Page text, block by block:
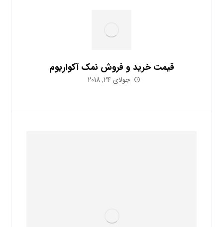
قیمت خرید و فروش نمک آکواریوم
جولای 24, 2018